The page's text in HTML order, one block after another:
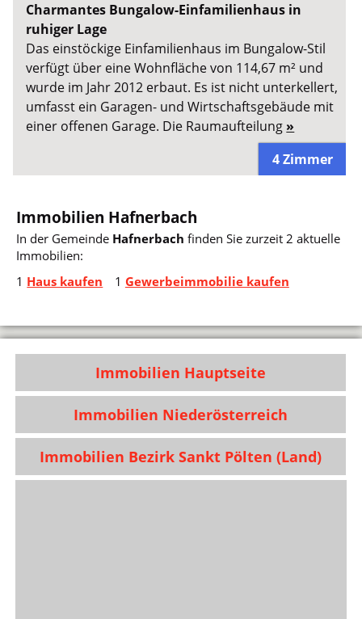
Charmantes Bungalow-Einfamilienhaus in
ruhiger Lage
Das einstöckige Einfamilienhaus im Bungalow-Stil
verfügt über eine Wohnfläche von 114,67 m² und
wurde im Jahr 2012 erbaut. Es ist nicht unterkellert,
umfasst ein Garagen- und Wirtschaftsgebäude mit
einer offenen Garage. Die Raumaufteilung »
4 Zimmer
Immobilien Hafnerbach
In der Gemeinde Hafnerbach finden Sie zurzeit 2 aktuelle
Immobilien:
1 Haus kaufen 1 Gewerbeimmobilie kaufen
Immobilien Hauptseite
Immobilien Niederösterreich
Immobilien Bezirk Sankt Pölten (Land)